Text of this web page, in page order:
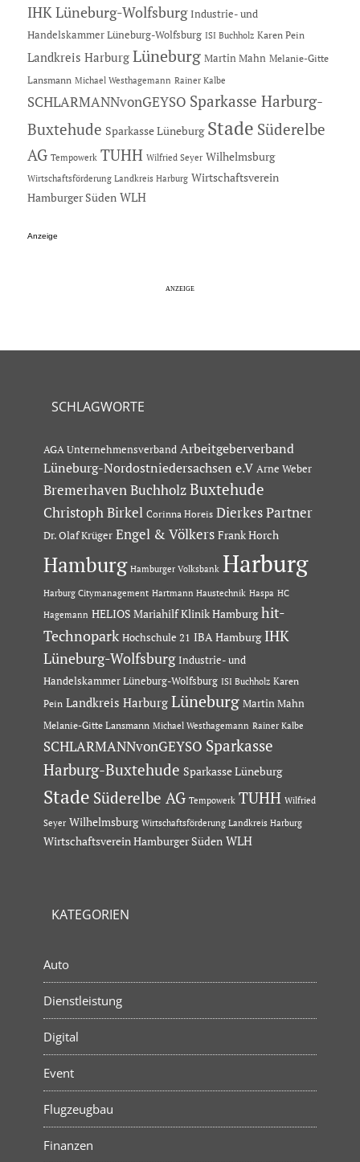
IHK Lüneburg-Wolfsburg Industrie- und
Handelskammer Lüneburg-Wolfsburg ISI Buchholz Karen Pein
Landkreis Harburg Lüneburg Martin Mahn Melanie-Gitte
Lansmann Michael Westhagemann Rainer Kalbe
SCHLARMANNvonGEYSO Sparkasse Harburg-
Buxtehude Sparkasse Lüneburg Stade Süderelbe
AG Tempowerk TUHH Wilfried Seyer Wilhelmsburg
Wirtschaftsförderung Landkreis Harburg Wirtschaftsverein
Hamburger Süden WLH
Anzeige
SCHLAGWORTE
AGA Unternehmensverband Arbeitgeberverband
Lüneburg-Nordostniedersachsen e.V Arne Weber
Bremerhaven Buchholz Buxtehude
Christoph Birkel Corinna Horeis Dierkes Partner
Dr. Olaf Krüger Engel & Völkers Frank Horch
Hamburg Hamburger Volksbank Harburg
Harburg Citymanagement Hartmann Haustechnik Haspa HC
Hagemann HELIOS Mariahilf Klinik Hamburg hit-
Technopark Hochschule 21 IBA Hamburg IHK
Lüneburg-Wolfsburg Industrie- und
Handelskammer Lüneburg-Wolfsburg ISI Buchholz Karen
Pein Landkreis Harburg Lüneburg Martin Mahn
Melanie-Gitte Lansmann Michael Westhagemann Rainer Kalbe
SCHLARMANNvonGEYSO Sparkasse
Harburg-Buxtehude Sparkasse Lüneburg
Stade Süderelbe AG Tempowerk TUHH Wilfried
Seyer Wilhelmsburg Wirtschaftsförderung Landkreis Harburg
Wirtschaftsverein Hamburger Süden WLH
KATEGORIEN
Auto
Dienstleistung
Digital
Event
Flugzeugbau
Finanzen